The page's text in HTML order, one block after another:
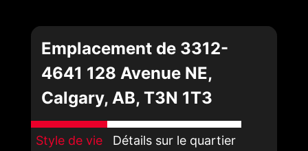
Emplacement de 3312-
4641 128 Avenue NE,
Calgary, AB, T3N 1T3
Style de vie Détails sur le quartier